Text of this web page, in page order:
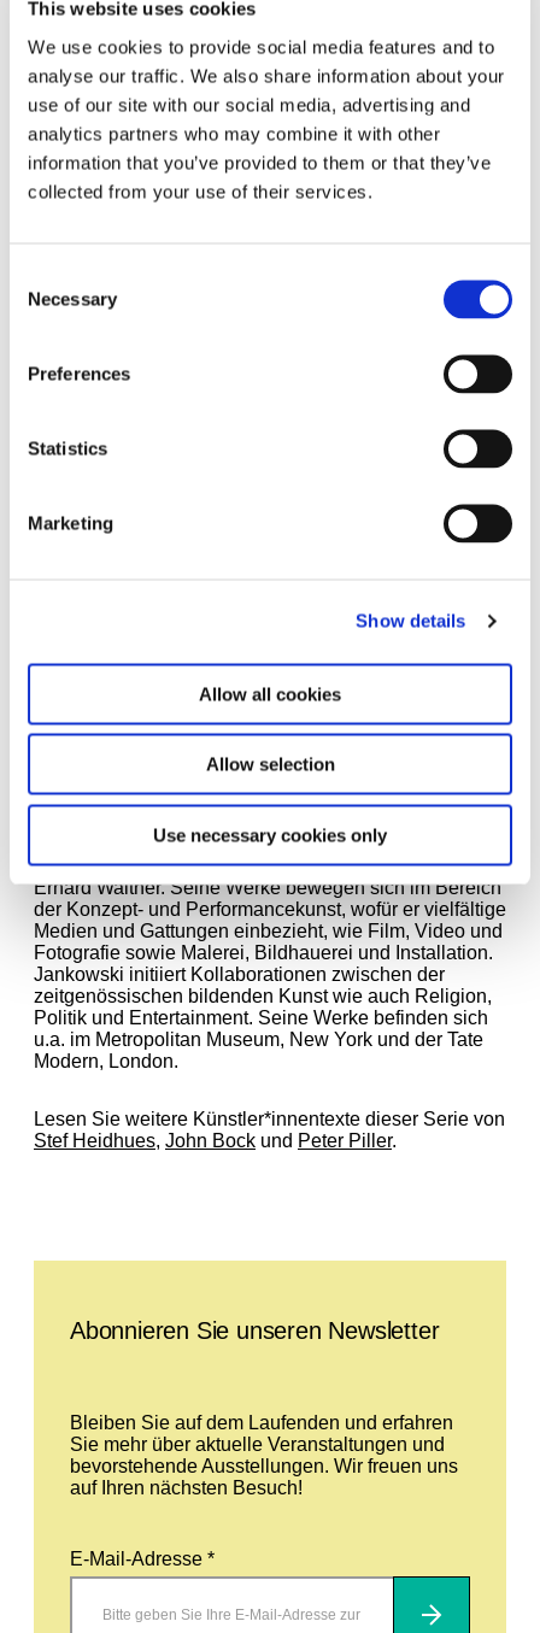
This website uses cookies
We use cookies to provide social media features and to
analyse our traffic. We also share information about your
use of our site with our social media, advertising and
analytics partners who may combine it with other
information that you’ve provided to them or that they’ve
collected from your use of their services.
Selection
Necessary
Preferences
Statistics
Marketing
Show details
Allow all cookies
Allow selection
Use necessary cookies only
Raumelemente (1973) Franz Erhard Walther. Shifting
Persepectives Ausstellungsansicht / Exhibition view. Haus der
Wenn Rezipienten dazukommen und zusammen mit
Augenhöhe. Nicht nur 'The artist is present', nein: Wir
sind präsent! Wir können in sein Werk auf
unterschiedlichen Ebenen einsteigen, spielerisch
handelnd und intellektuell.
Berlin. An der Hochschule für Bildende Künste in
Hamburg studierte Jankowski Freie Kunst bei Franz
Erhard Walther. Seine Werke bewegen sich im Bereich
der Konzept- und Performancekunst, wofür er vielfältige
Medien und Gattungen einbezieht, wie Film, Video und
Fotografie sowie Malerei, Bildhauerei und Installation.
Jankowski initiiert Kollaborationen zwischen der
zeitgenössischen bildenden Kunst wie auch Religion,
Politik und Entertainment. Seine Werke befinden sich
u.a. im Metropolitan Museum, New York und der Tate
Modern, London.
Lesen Sie weitere Künstler*innentexte dieser Serie von
Stef Heidhues, John Bock und Peter Piller.
Abonnieren Sie unseren Newsletter
Bleiben Sie auf dem Laufenden und erfahren
Sie mehr über aktuelle Veranstaltungen und
bevorstehende Ausstellungen. Wir freuen uns
auf Ihren nächsten Besuch!
E-Mail-Adresse *
Abonnieren